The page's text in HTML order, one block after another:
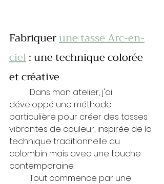
Fabriquer une tasse Arc-en-
ciel : une technique colorée
et créative
développé une méthode
particulière pour créer des tasses
vibrantes de couleur, inspirée de la
technique traditionnelle du
colombin mais avec une touche
contemporaine.